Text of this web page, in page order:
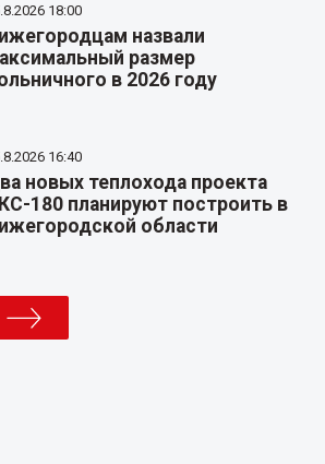
18:00
назвали
размер
в 2026 году
16:40
новых теплохода проекта
180 планируют построить в
области